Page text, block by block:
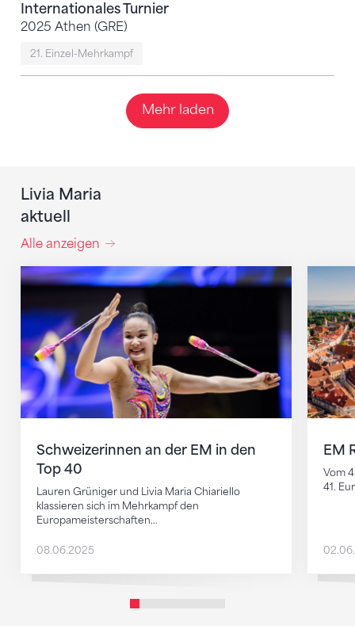
Internationales Turnier
2025 Athen (GRE)
21. Einzel-Mehrkampf
Mehr laden
Livia Maria
aktuell
Alle anzeigen
Schweizerinnen an der EM in den
Top 40
Lauren Grüniger und Livia Maria Chiariello
klassieren sich im Mehrkampf den
Europameisterschaften…
Schweizerinnen an der EM in den Top 40
08.06.2025
EM
Vom
41.
EM